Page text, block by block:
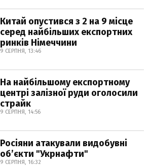
Китай опустився з 2 на 9 місце
серед найбільших експортних
ринків Німеччини
9 СЕРПНЯ, 13:46
На найбільшому експортному
центрі залізної руди оголосили
страйк
9 СЕРПНЯ, 14:56
Росіяни атакували видобувні
обʼєкти "Укрнафти"
9 СЕРПНЯ, 16:32